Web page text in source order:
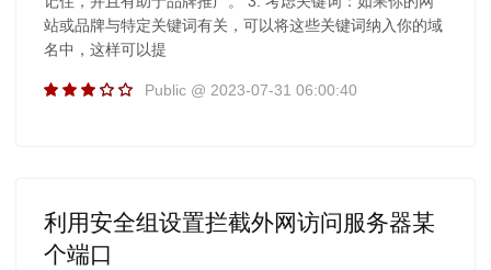
站或品牌与特定关键词有关，可以将这些关键词纳入你的域
名中，这样可以提
Public @ 2023-07-31 06:00:40
利用安全组设置拦截外网访问服务器某
个端口